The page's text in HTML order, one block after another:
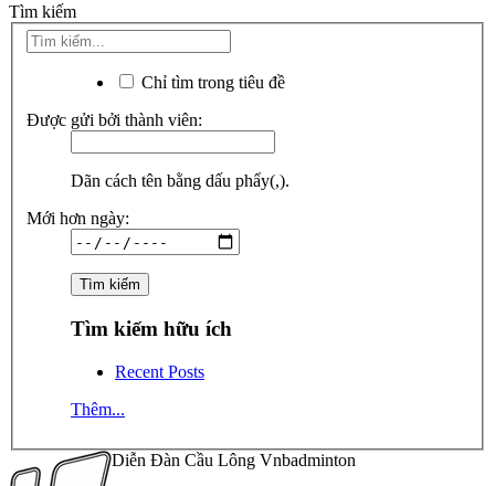
Tìm kiếm
Chỉ tìm trong tiêu đề
Được gửi bởi thành viên:
Dãn cách tên bằng dấu phẩy(,).
Mới hơn ngày:
Tìm kiếm hữu ích
Recent Posts
Thêm...
Diễn Đàn Cầu Lông Vnbadminton